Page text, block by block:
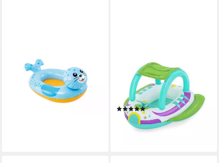
Kinder-Schlauchboot Intex
59380NP - POOL CRUISERS
8,98 €
lieferbar - in 3-4 Werktagen bei dir
Kinder-Schlauchboot Space
Splash, Raumschiff, mit
Sonnenschutzdach, 98 x 95 x
61 cm
(3)
ab 17,30 € UVP19,99 €